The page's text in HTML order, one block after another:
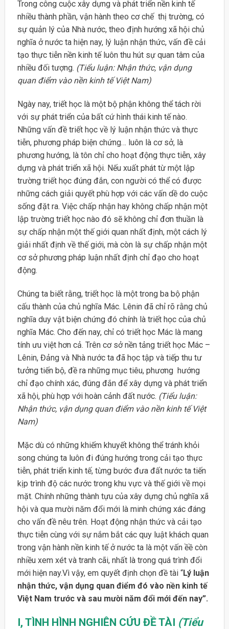
Trong công cuộc xây dựng và phát triển nền kinh tế
nhiều thành phần, vận hành theo cơ chế thị trường, có
sự quản lý của Nhà nước, theo định hướng xã hội chủ
nghĩa ở nước ta hiện nay, lý luận nhận thức, vấn đề cải
tạo thực tiễn nền kinh tế luôn thu hút sự quan tâm của
nhiều đối tượng. (Tiểu luận: Nhận thức, vận dụng
quan điểm vào nền kinh tế Việt Nam)
Ngày nay, triết học là một bộ phận không thể tách rời
với sự phát triển của bất cứ hình thái kinh tế nào.
Những vấn đề triết học về lý luận nhận thức và thực
tiễn, phương pháp biện chứng… luôn là cơ sở, là
phương hướng, là tôn chỉ cho hoạt động thực tiễn, xây
dựng và phát triển xã hội. Nếu xuất phát từ một lập
trường triết học đúng đắn, con người có thể có được
những cách giải quyết phù hợp với các vấn dề do cuộc
sống đặt ra. Việc chấp nhận hay không chấp nhận một
lập trường triết học nào đó sẽ không chỉ đơn thuần là
sự chấp nhận một thế giới quan nhất định, một cách lý
giải nhất định về thế giới, mà còn là sự chấp nhận một
cơ sở phương pháp luận nhất định chỉ đạo cho hoạt
động.
Chúng ta biết rằng, triết học là một trong ba bộ phận
cấu thành của chủ nghĩa Mác. Lênin đã chỉ rõ rằng chủ
nghĩa duy vật biện chứng đó chính là triết học của chủ
nghĩa Mác. Cho đến nay, chỉ có triết học Mác là mang
tính ưu việt hơn cả. Trên cơ sở nền tảng triết học Mác –
Lênin, Đảng và Nhà nước ta đã học tập và tiếp thu tư
tưởng tiến bộ, đề ra những mục tiêu, phương hướng
chỉ đạo chính xác, đúng đắn để xây dựng và phát triển
xã hội, phù hợp với hoàn cảnh đất nước. (Tiểu luận:
Nhận thức, vận dụng quan điểm vào nền kinh tế Việt
Nam)
Mặc dù có những khiếm khuyết không thể tránh khỏi
song chúng ta luôn đi đúng hướng trong cải tạo thực
tiễn, phát triển kinh tế, từng bước đưa đất nước ta tiến
kịp trình độ các nước trong khu vực và thế giới về mọi
mặt. Chính những thành tựu của xây dựng chủ nghĩa xã
hội và qua mười năm đổi mới là minh chứng xác đáng
cho vấn đề nêu trên. Hoạt động nhận thức và cải tạo
thực tiễn cùng với sự nắm bắt các quy luật khách quan
trong vận hành nền kinh tế ở nước ta là một vấn ềề còn
nhiều xem xét và tranh cãi, nhất là trong quá trình đổi
mới hiện nay.Vì vậy, em quyết định chọn đề tài “Lý luận
nhận thức, vận dụng quan điểm đó vào nền kinh tế
Việt Nam trước và sau mười năm đổi mới đến nay”.
I, TÌNH HÌNH NGHIÊN CỨU ĐỀ TÀI (Tiểu